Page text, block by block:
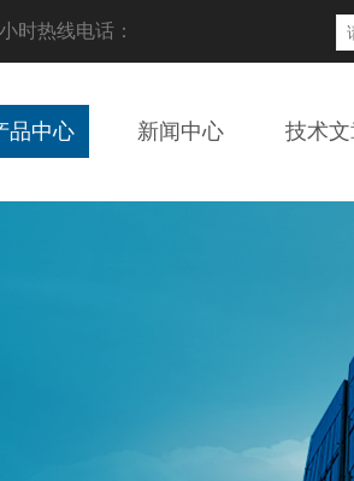
时热线电话：
品中心 新闻中心 技术